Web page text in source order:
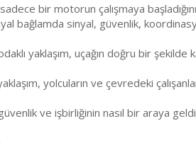
bir motorun çalışmaya
bağlamda sinyal, güvenlik,
yaklaşım, uçağın doğru bir şekilde
yolcuların ve çevredeki
ve işbirliğinin nasıl bir araya